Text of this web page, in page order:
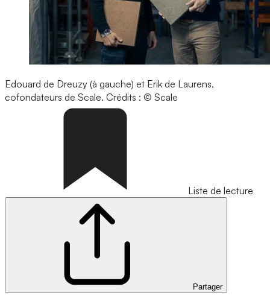
Edouard de Dreuzy (à gauche) et Erik de Laurens,
cofondateurs de Scale. Crédits : © Scale
Liste de lecture
Partager